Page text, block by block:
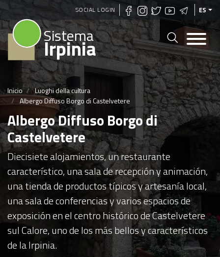
Pasar
al
contenido
principal
SOCIAL LOGIN ES
Sistema
Irpinia
Inicio
Luoghi della cultura
Albergo Diffuso Borgo di Castelvetere
Albergo Diffuso Borgo di
Castelvetere
Diecisiete alojamientos, un restaurante
característico, una sala de recepción y animación,
una tienda de productos típicos y artesanía local,
una sala de conferencias y varios espacios de
exposición en el centro histórico de Castelvetere
sul Calore, uno de los más bellos y característicos
de la Irpinia.